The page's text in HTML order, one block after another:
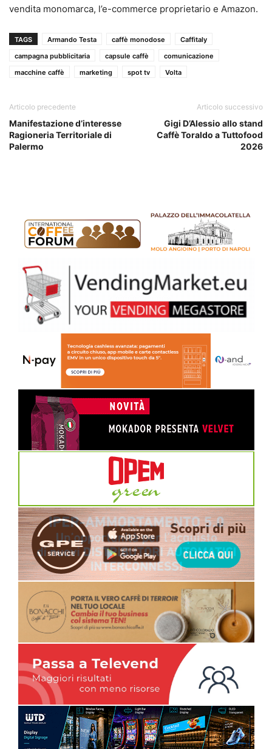
vendita monomarca, l’e-commerce proprietario e Amazon.
TAGS Armando Testa caffè monodose
Caffitaly
campagna pubblicitaria
capsule caffè
comunicazione
macchine caffè
marketing spot tv Volta
Articolo precedente
Manifestazione d’interesse
Ragioneria Territoriale di
Palermo
Articolo successivo
Gigi D’Alessio allo stand
Caffè Toraldo a Tuttofood
2026